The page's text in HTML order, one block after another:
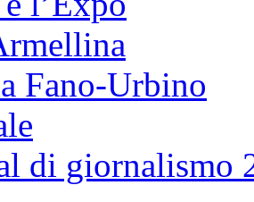
Fano-Urbino
di giornalismo